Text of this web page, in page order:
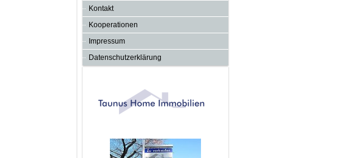
Kontakt
Kooperationen
Impressum
Datenschutzerklärung